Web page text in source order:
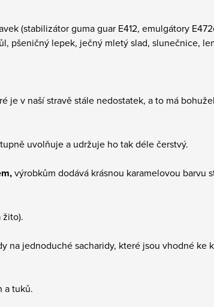
(stabilizátor guma guar E412, emulgátory
pšeničný lepek, ječný mletý slad, slunečnice,
je v naší stravě stále nedostatek, a to má
uvolňuje a udržuje ho tak déle čerstvý.
výrobkům dodává krásnou karamelovou barvu
žito).
na jednoduché sacharidy, které jsou vhodné ke
a tuků.